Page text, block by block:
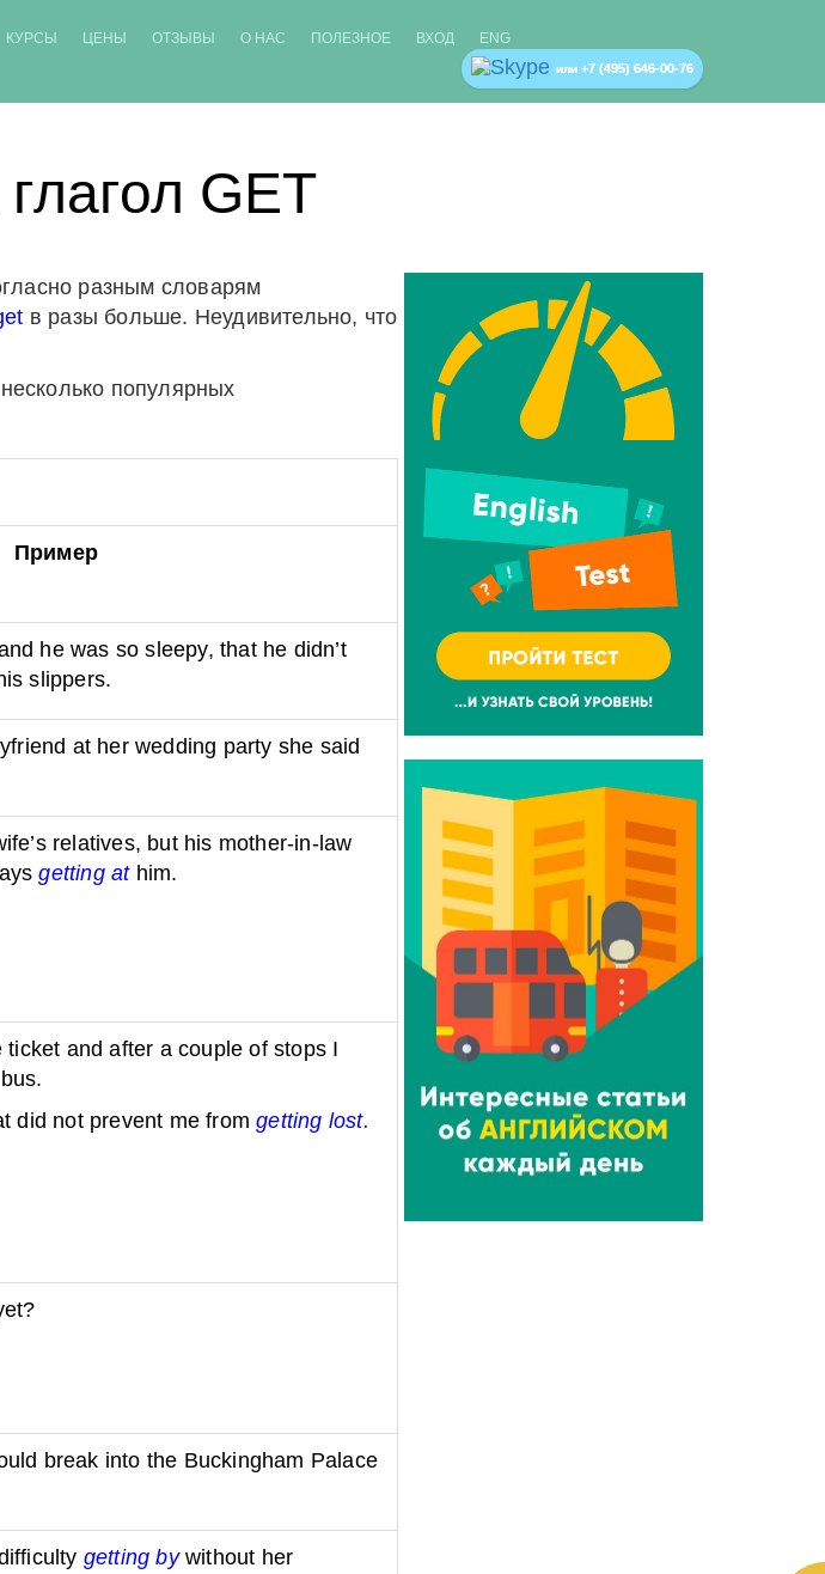
КУРСЫ ЦЕНЫ ОТЗЫВЫ О НАС ПОЛЕЗНОЕ ВХОД ENG
или +7 (495) 646-00-76
GET
разным словарям
в разы больше. Неудивительно, что
популярных
Пример
he was so sleepy, that he didn’t
slippers.
at her wedding party she said
relatives, but his mother-in-law
getting athim.
and after a couple of stops I
did not prevent me fromgetting lost.
break into the Buckingham Palace
getting bywithout her